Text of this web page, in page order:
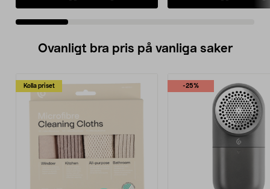
Ovanligt bra pris på vanliga saker
Kolla priset -25%